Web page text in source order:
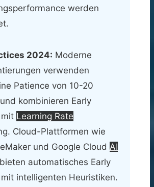
werden
2024: Moderne
verwenden
Patience von 10-20
kombinieren Early
Learning Rate
Cloud-Plattformen wie
und Google Cloud AI
automatisches Early
intelligenten Heuristiken.